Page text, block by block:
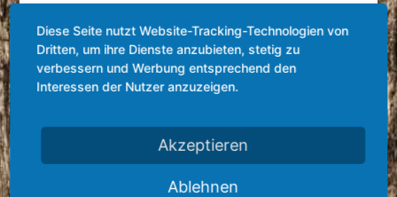
Diese Seite nutzt Website-Tracking-Technologien von
Dritten, um ihre Dienste anzubieten, stetig zu
verbessern und Werbung entsprechend den
Interessen der Nutzer anzuzeigen.
Akzeptieren
Ablehnen